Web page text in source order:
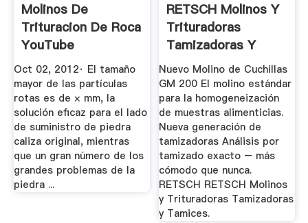
Molinos De
Trituracion De Roca
YouTube
Oct 02, 2012· El tamaño
mayor de las partículas
rotas es de × mm, la
solución eficaz para el lado
de suministro de piedra
caliza original, mientras
que un gran número de los
grandes problemas de la
piedra ...
RETSCH Molinos Y
Trituradoras
Tamizadoras Y
Tamices
Nuevo Molino de Cuchillas
GM 200 El molino estándar
para la homogeneización
de muestras alimenticias.
Nueva generación de
tamizadoras Análisis por
tamizado exacto – más
cómodo que nunca.
RETSCH RETSCH Molinos
y Trituradoras Tamizadoras
y Tamices.